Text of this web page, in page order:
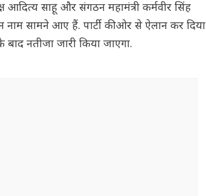
साहू और संगठन महामंत्री कर्मवीर सिंह
नाम सामने आए हैं. पार्टी की ओर से ऐलान कर दिया
नतीजा जारी किया जाएगा.